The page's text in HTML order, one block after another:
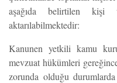
aşağıda belirtilen kişi
aktarılabilmektedir:
Kanunen yetkili kamu
mevzuat hükümleri
zorunda olduğu